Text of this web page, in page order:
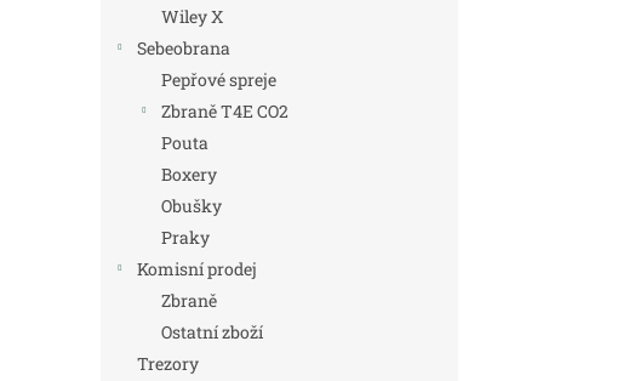
Wiley X
Sebeobrana
Pepřové spreje
Zbraně T4E CO2
Pouta
Boxery
Obušky
Praky
Komisní prodej
Zbraně
Ostatní zboží
Trezory